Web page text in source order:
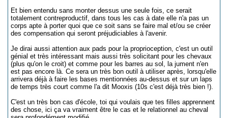
Et bien entendu sans monter dessus une seule fois, ce serait
totalement contreproductif, dans tous les cas à date elle n'a pas un
corps apte à porter quoi que ce soit sans se faire mal et/ou se créer
des compensation qui seront préjudiciables à l'avenir.
Je dirai aussi attention aux pads pour la proprioception, c'est un outil
génial et très intéressant mais aussi très solicitant pour les chevaux
(plus qu'on le croit) et comme pour les barres au sol, la jument n'en
est pas encore là. Ce sera un très bon outil à utiliser après, lorsqu'elle
arrivera déjà à faire les bases mentionnées au-dessus et sur un laps
de temps très court comme l'a dit Mooxis (10s c'est déjà très bien !).
C'est un très bon cas d'école, toi qui voulais que tes filles apprennent
des chose, ici ça va vraiment être le cas et le relationnel au cheval